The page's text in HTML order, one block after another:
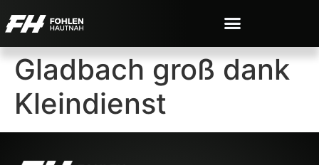
Gladbach groß dank
Kleindienst